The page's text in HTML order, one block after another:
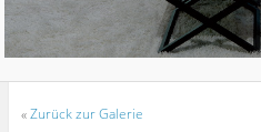
«Zurück zur Galerie